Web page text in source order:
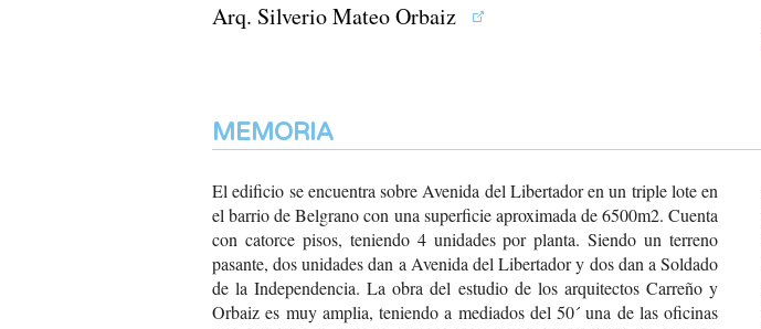
Arq. Silverio Mateo Orbaiz
MEMORIA
El edificio se encuentra sobre Avenida del Libertadoren un triple lote en
el barrio de Belgrano con una superficie aproximada de 6500m2. Cuenta
con catorce pisos, teniendo4 unidades por planta. Siendo un terreno
pasante, dos unidades dan a Avenida del Libertador y dos dan a Soldado
de la Independencia. La obra del estudio delos arquitectos Carreñoy
Orbaiz es muy amplia, teniendo a mediados del 50´ una de las oficinas